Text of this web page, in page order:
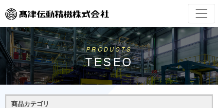
PRODUCTS
TESEO
商品カテゴリ